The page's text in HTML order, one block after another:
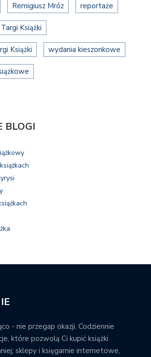
Remigiusz Mróz reportaże
Targi Książki
Książki wydania kieszonkowe
BLOGI
- nie przegap okazji. Codziennie
które pozwolą Ci kupić książki
sklepy i księgarnie internetowe,